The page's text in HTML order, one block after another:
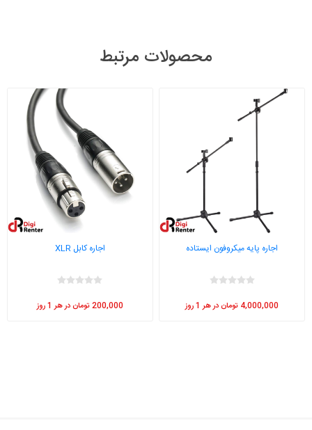
محصولات مرتبط
اجاره پایه میکروفون ایستاده
4,000,000 تومان در هر 1 روز
اجاره کابل XLR
200,000 تومان در هر 1 روز